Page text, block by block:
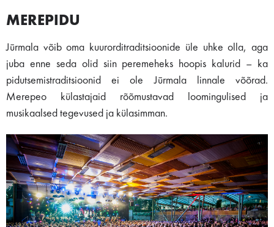
MEREPIDU
Jūrmala võib oma kuurorditraditsioonide üle uhke olla, aga
juba enne seda olid siin peremeheks hoopis kalurid – ka
pidutsemistraditsioonid ei ole Jūrmala linnale võõrad.
Merepeo külastajaid rõõmustavad loomingulised ja
musikaalsed tegevused ja külasimman.